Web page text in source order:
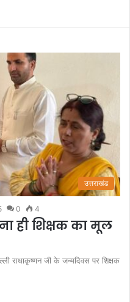
उत्तराखंड
0 4
ही शिक्षक का मूल
राधाकृष्णन जी के जन्मदिवस पर शिक्षक